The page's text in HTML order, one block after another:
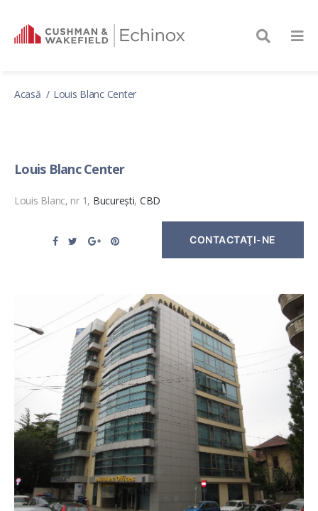
Acasă Louis Blanc Center
Louis Blanc Center
Louis Blanc, nr 1, București, CBD
CONTACTAŢI-NE